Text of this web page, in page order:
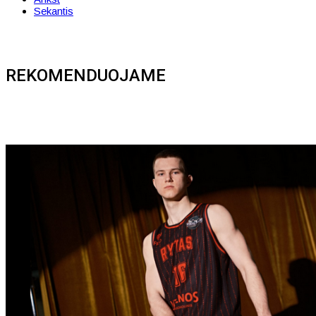
Sekantis
REKOMENDUOJAME